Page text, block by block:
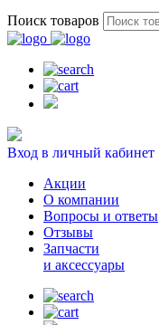
Поиск товаров
Вход в личный кабинет
Акции
О компании
Вопросы и ответы
Отзывы
Запчасти
и аксессуары